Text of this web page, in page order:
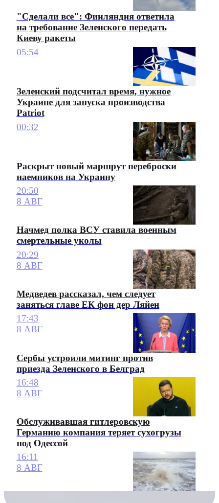
"Сделали все": Финляндия ответила
на требование Зеленского передать
Киеву ракеты
05:54
Зеленский подсчитал время, нужное
Украине для запуска производства
Patriot
00:32
Раскрыт новый маршрут переброски
наемников на Украину
20:50
8 АВГ
Начмед полка ВСУ ставила военным
смертельные уколы
20:29
8 АВГ
Медведев рассказал, чем следует
заняться главе ЕК фон дер Ляйен
17:43
8 АВГ
Сербы устроили митинг против
приезда Зеленского в Белград
16:48
8 АВГ
Обслуживавшая гитлеровскую
Германию компания теряет сухогрузы
под Одессой
16:11
8 АВГ